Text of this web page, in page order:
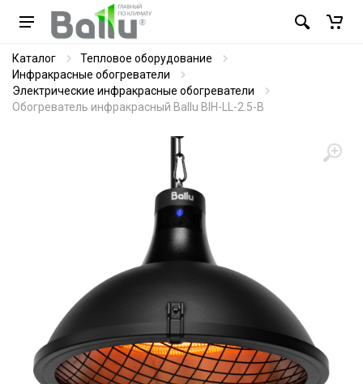
Каталог
Тепловое оборудование
Инфракрасные обогреватели
Электрические инфракрасные обогреватели
Обогреватель инфракрасный Ballu BIH-LL-2.5-B